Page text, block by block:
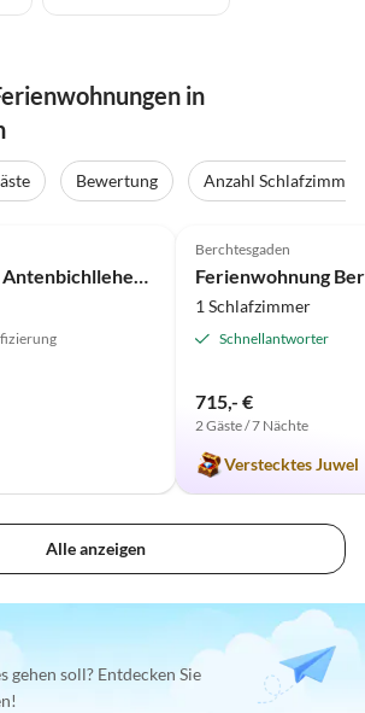
in
Bewertung Anzahl Schlafzimmer
Berchtesgaden
1 Schlafzimmer
Schnellantworter
715,- €
2 Gäste / 7 Nächte
Verstecktes Juwel
Alle anzeigen
gehen soll? Entdecken Sie